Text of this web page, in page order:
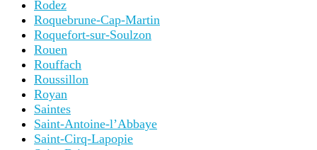
Rodez
Roquebrune-Cap-Martin
Roquefort-sur-Soulzon
Rouen
Rouffach
Roussillon
Royan
Saintes
Saint-Antoine-l’Abbaye
Saint-Cirq-Lapopie